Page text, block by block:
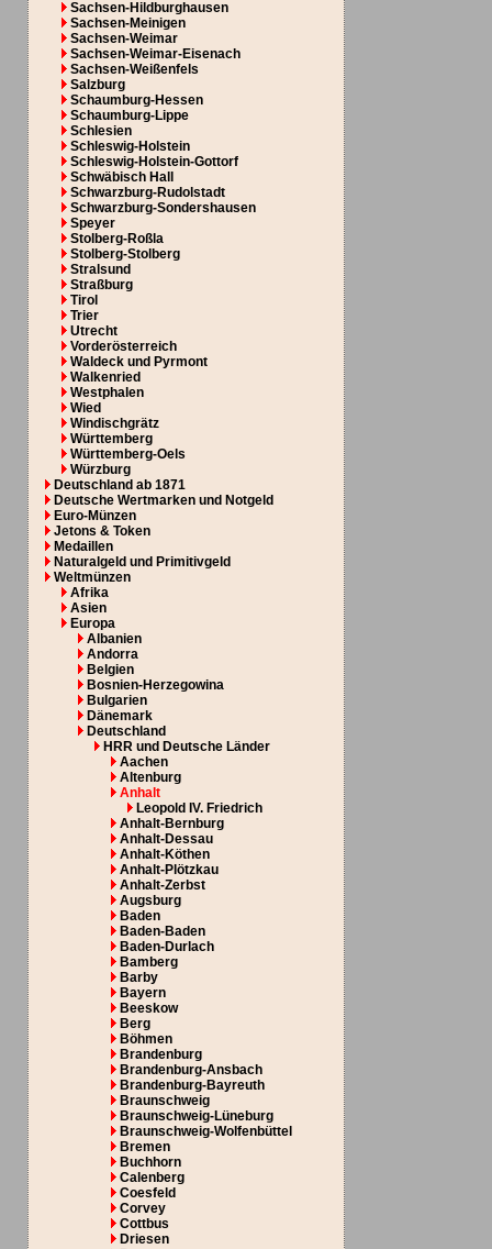
Sachsen-Hildburghausen
Sachsen-Meinigen
Sachsen-Weimar
Sachsen-Weimar-Eisenach
Sachsen-Weißenfels
Salzburg
Schaumburg-Hessen
Schaumburg-Lippe
Schlesien
Schleswig-Holstein
Schleswig-Holstein-Gottorf
Schwäbisch Hall
Schwarzburg-Rudolstadt
Schwarzburg-Sondershausen
Speyer
Stolberg-Roßla
Stolberg-Stolberg
Stralsund
Straßburg
Tirol
Trier
Utrecht
Vorderösterreich
Waldeck und Pyrmont
Walkenried
Westphalen
Wied
Windischgrätz
Württemberg
Württemberg-Oels
Würzburg
Deutschland ab 1871
Deutsche Wertmarken und Notgeld
Euro-Münzen
Jetons & Token
Medaillen
Naturalgeld und Primitivgeld
Weltmünzen
Afrika
Asien
Europa
Albanien
Andorra
Belgien
Bosnien-Herzegowina
Bulgarien
Dänemark
Deutschland
HRR und Deutsche Länder
Aachen
Altenburg
Anhalt
Leopold IV. Friedrich
Anhalt-Bernburg
Anhalt-Dessau
Anhalt-Köthen
Anhalt-Plötzkau
Anhalt-Zerbst
Augsburg
Baden
Baden-Baden
Baden-Durlach
Bamberg
Barby
Bayern
Beeskow
Berg
Böhmen
Brandenburg
Brandenburg-Ansbach
Brandenburg-Bayreuth
Braunschweig
Braunschweig-Lüneburg
Braunschweig-Wolfenbüttel
Bremen
Buchhorn
Calenberg
Coesfeld
Corvey
Cottbus
Driesen